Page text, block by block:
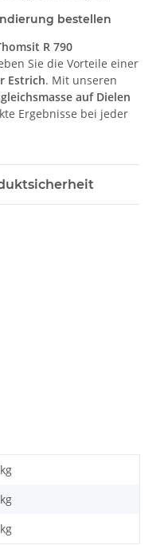
bestellen
R 790
Sie die Vorteile einer
Estrich. Mit unseren
auf Dielen
Ergebnisse bei jeder
kg